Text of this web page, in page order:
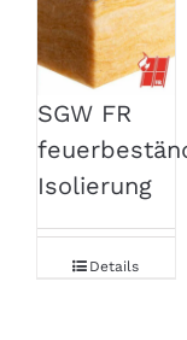
SGW FR
Isolierung
Details